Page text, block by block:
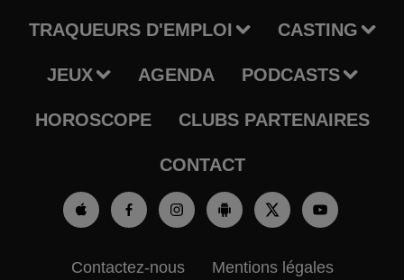
TRAQUEURS D'EMPLOI CASTING
JEUX AGENDA PODCASTS
HOROSCOPE CLUBS PARTENAIRES
CONTACT
Contactez-nous Mentions légales